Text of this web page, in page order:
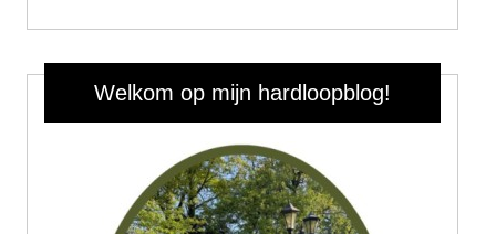
Welkom op mijn hardloopblog!